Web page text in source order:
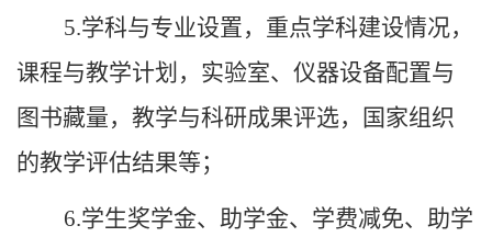
5.学科与专业设置，重点学科建设情况，
课程与教学计划，实验室、仪器设备配置与
图书藏量，教学与科研成果评选，国家组织
的教学评估结果等；
6.学生奖学金、助学金、学费减免、助学